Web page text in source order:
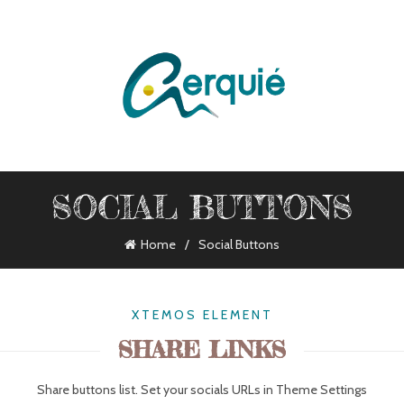
SOCIAL BUTTONS
Home Social Buttons
XTEMOS ELEMENT
SHARE LINKS
Share buttons list. Set your socials URLs in Theme Settings